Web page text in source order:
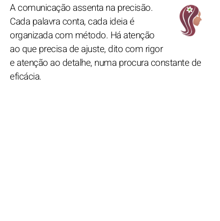
A comunicação assenta na precisão.
Cada palavra conta, cada ideia é
organizada com método. Há atenção
ao que precisa de ajuste, dito com rigor
e atenção ao detalhe, numa procura constante de
eficácia.